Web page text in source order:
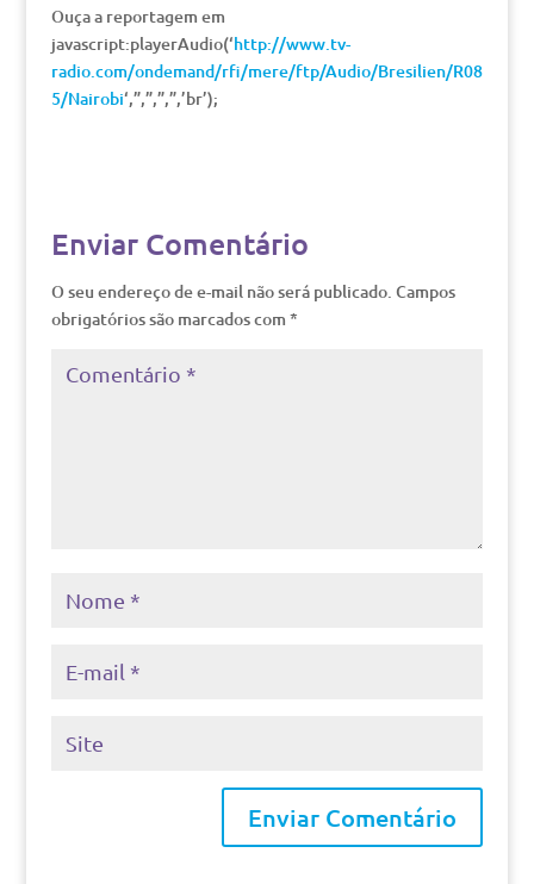
Ouça a reportagem em
javascript:playerAudio(‘http://www.tv-
radio.com/ondemand/rfi/mere/ftp/Audio/Bresilien/R08
5/Nairobi‘,”,”,”,”,’br’);
Enviar Comentário
O seu endereço de e-mail não será publicado. Campos
obrigatórios são marcados com *